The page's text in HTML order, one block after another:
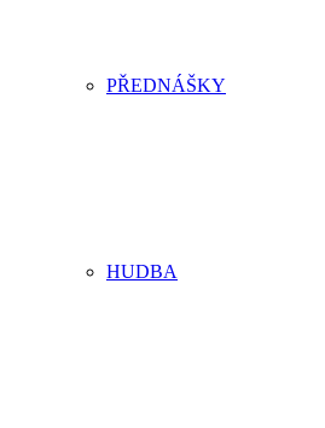
PŘEDNÁŠKY
HUDBA